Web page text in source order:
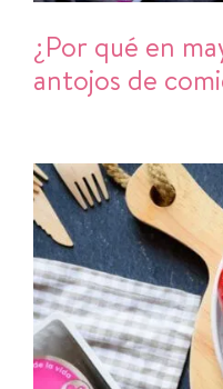
¿Por qué en
antojos de